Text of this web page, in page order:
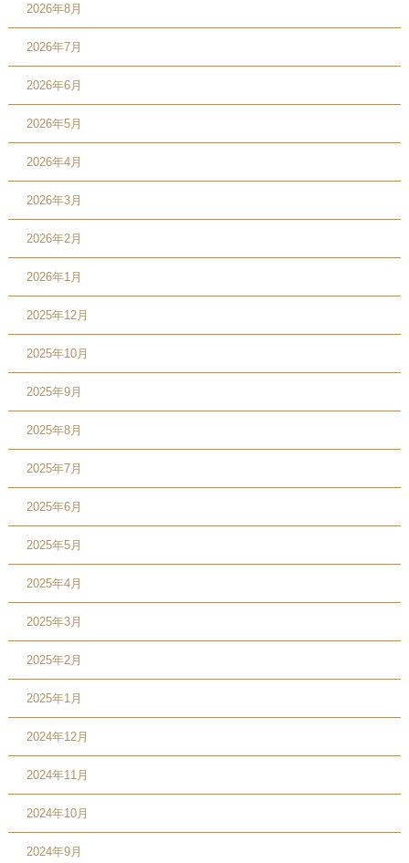
2026年8月
2026年7月
2026年6月
2026年5月
2026年4月
2026年3月
2026年2月
2026年1月
2025年12月
2025年10月
2025年9月
2025年8月
2025年7月
2025年6月
2025年5月
2025年4月
2025年3月
2025年2月
2025年1月
2024年12月
2024年11月
2024年10月
2024年9月